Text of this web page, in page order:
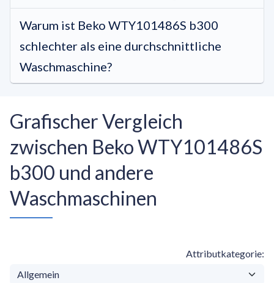
Warum ist Beko WTY101486S b300
schlechter als eine durchschnittliche
Waschmaschine?
Grafischer Vergleich
zwischen Beko WTY101486S
b300 und andere
Waschmaschinen
Attributkategorie